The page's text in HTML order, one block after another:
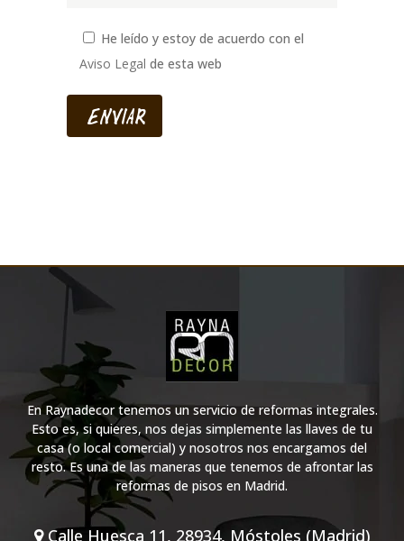
He leído y estoy de acuerdo con el
Aviso Legal de esta web
En Raynadecor tenemos un servicio de reformas integrales.
Esto es, si quieres, nos dejas simplemente las llaves de tu
casa (o local comercial) y nosotros nos encargamos del
resto. Es una de las maneras que tenemos de afrontar las
reformas de pisos en Madrid.
Calle Huesca 11, 28934, Móstoles (Madrid)